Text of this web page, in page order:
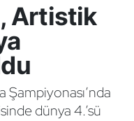
Artistik
dünya 4.’sü